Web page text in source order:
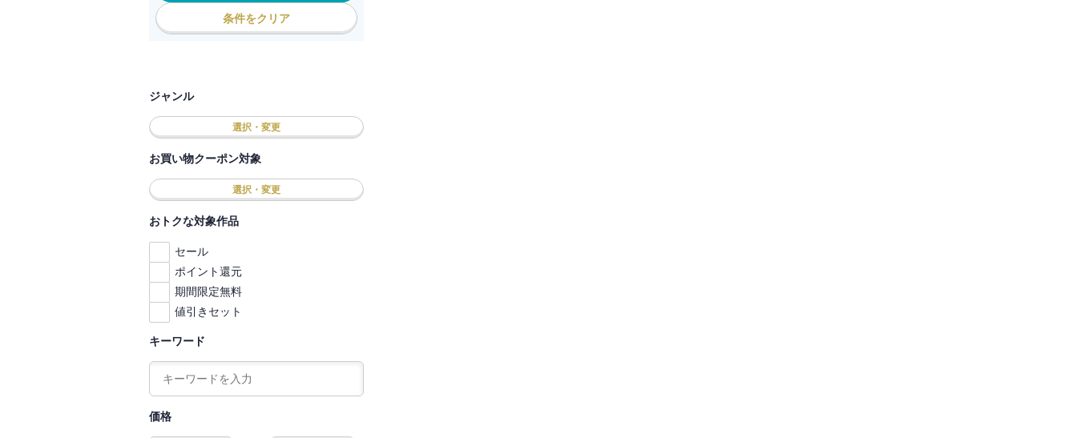
条件をクリア
ジャンル
選択・変更
お買い物クーポン対象
選択・変更
おトクな対象作品
セール
ポイント還元
期間限定無料
値引きセット
キーワード
価格